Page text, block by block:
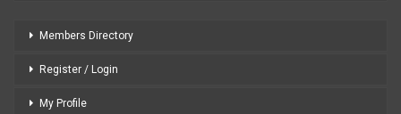
Members Directory
Register / Login
My Profile